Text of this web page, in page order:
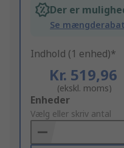
Der er
Se
Indhold (1 enhed)*
Kr. 519,96
(ekskl. moms)
Add
to
Basket
Enheder
Vælg eller skriv antal